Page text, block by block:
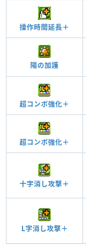
操作時間延長＋
陽の加護
超コンボ強化＋
超コンボ強化＋
十字消し攻撃＋
L字消し攻撃＋